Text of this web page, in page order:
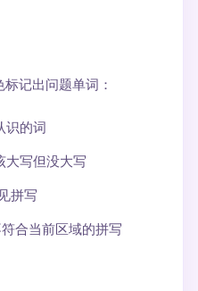
记出问题单词：
识的词
大写但没大写
拼写
合当前区域的拼写